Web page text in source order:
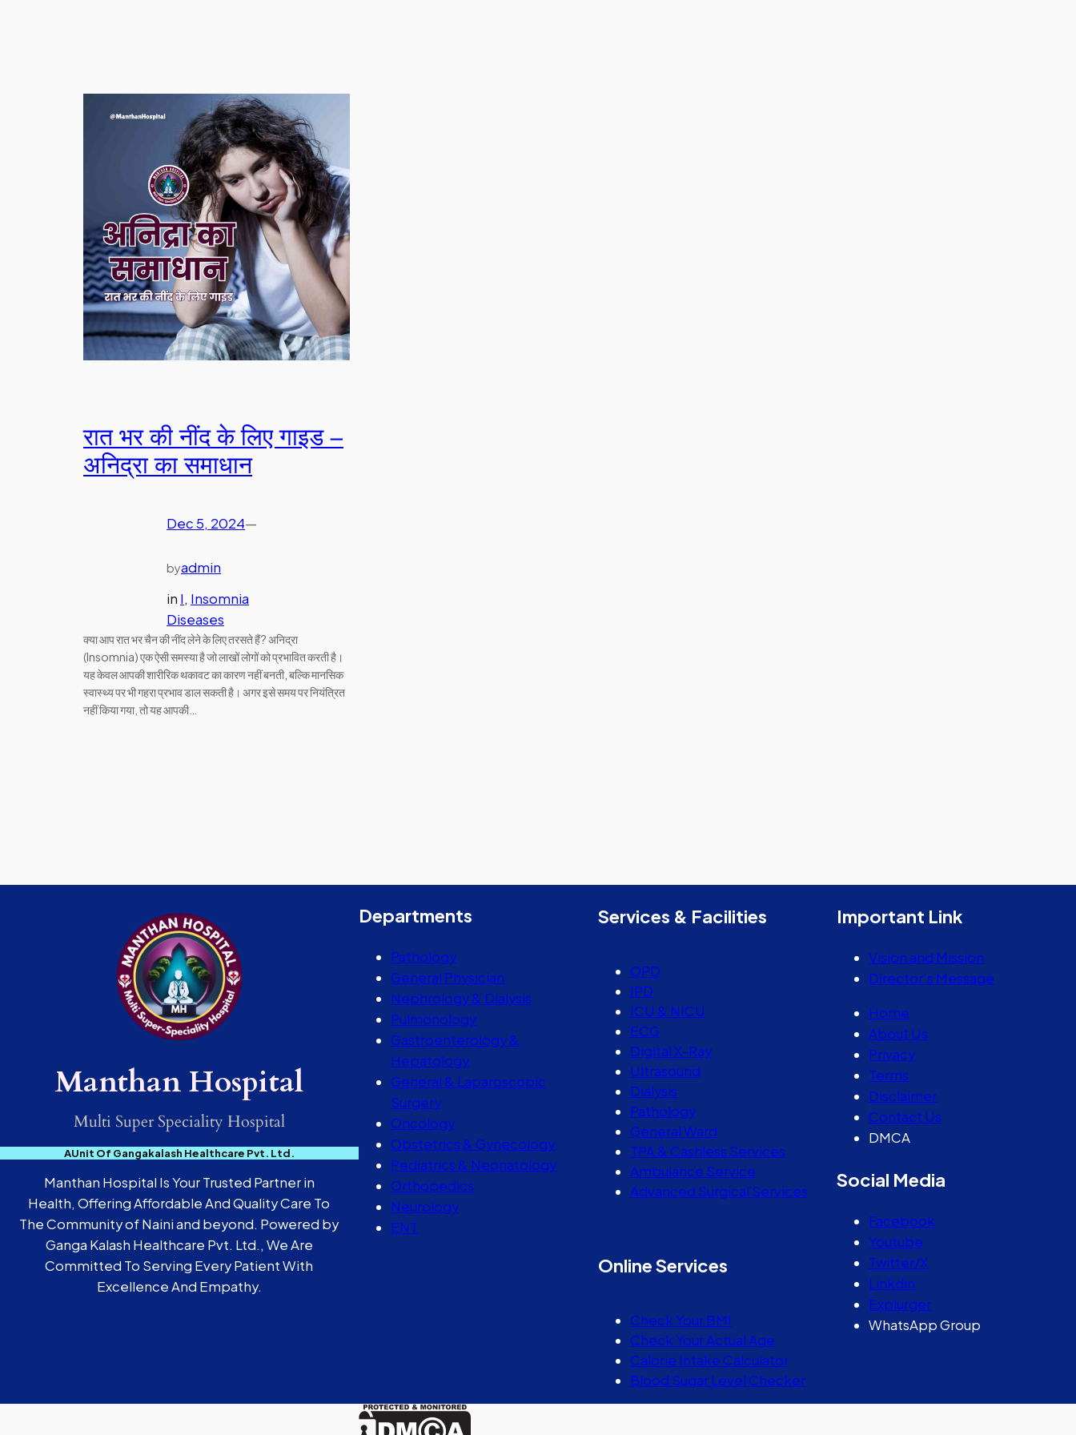
रात भर की नींद के लिए गाइड –
अनिद्रा का समाधान
Dec 5, 2024—
byadmin
in I, Insomnia
Diseases
क्या आप रात भर चैन की नींद लेने के लिए तरसते हैं? अनिद्रा
(Insomnia) एक ऐसी समस्या है जो लाखों लोगों को प्रभावित करती है।
यह केवल आपकी शारीरिक थकावट का कारण नहीं बनती, बल्कि मानसिक
स्वास्थ्य पर भी गहरा प्रभाव डाल सकती है। अगर इसे समय पर नियंत्रित
नहीं किया गया, तो यह आपकी…
Manthan Hospital
Multi Super Speciality Hospital
AUnit Of Gangakalash Healthcare Pvt. Ltd.
Manthan Hospital Is Your Trusted Partner in
Health, Offering Affordable And Quality Care To
The Community of Naini and beyond. Powered by
Ganga Kalash Healthcare Pvt. Ltd., We Are
Committed To Serving Every Patient With
Excellence And Empathy.
Departments
Pathology
General Physician
Nephrology & Dialysis
Pulmonology
Gastroenterology &
Hepatology
General & Laparoscopic
Surgery
Oncology
Obstetrics & Gynecology
Pediatrics & Neonatology
Orthopedics
Neurology
ENT
Services & Facilities
OPD
IPD
ICU & NICU
ECG
Digital X-Ray
Ultrasound
Dialysis
Pathology
General Ward
TPA & Cashless Services
Ambulance Service
Advanced Surgical Services
Online Services
Check Your BMI
Check Your Actual Age
Calorie Intake Calculator
Blood Sugar Level Checker
Important Link
Vision and Mission
Director’s Message
Home
About Us
Privacy
Terms
Disclaimer
Contact Us
DMCA
Social Media
Facebook
Youtube
Twitter/X
Linkdin
Explurger
WhatsApp Group